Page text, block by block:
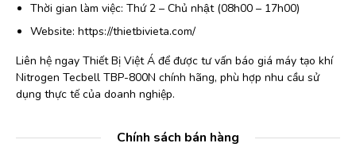
Thời gian làm việc: Thứ 2 – Chủ nhật (08h00 – 17h00)
Website: https://thietbivieta.com/
Liên hệ ngay Thiết Bị Việt Á để được tư vấn báo giá máy tạo khí
Nitrogen Tecbell TBP-800N chính hãng, phù hợp nhu cầu sử
dụng thực tế của doanh nghiệp.
Chính sách bán hàng